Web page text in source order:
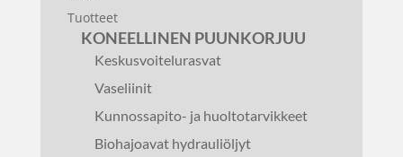
Tuotteet
KONEELLINEN PUUNKORJUU
Keskusvoitelurasvat
Vaseliinit
Kunnossapito- ja huoltotarvikkeet
Biohajoavat hydrauliöljyt